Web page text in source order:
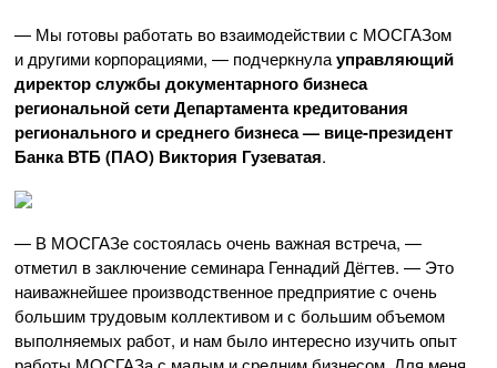
— Мы готовы работать во взаимодействии с МОСГАЗом
и другими корпорациями, — подчеркнулауправляющий
директор службы документарного бизнеса
региональной сети Департамента кредитования
регионального и среднего бизнеса — вице-президент
Банка ВТБ (ПАО) Виктория Гузеватая.
— В МОСГАЗе состоялась очень важная встреча, —
отметил в заключение семинара Геннадий Дёгтев. — Это
наиважнейшее производственное предприятие с очень
большим трудовым коллективом и с большим объемом
выполняемых работ, и нам было интересно изучить опыт